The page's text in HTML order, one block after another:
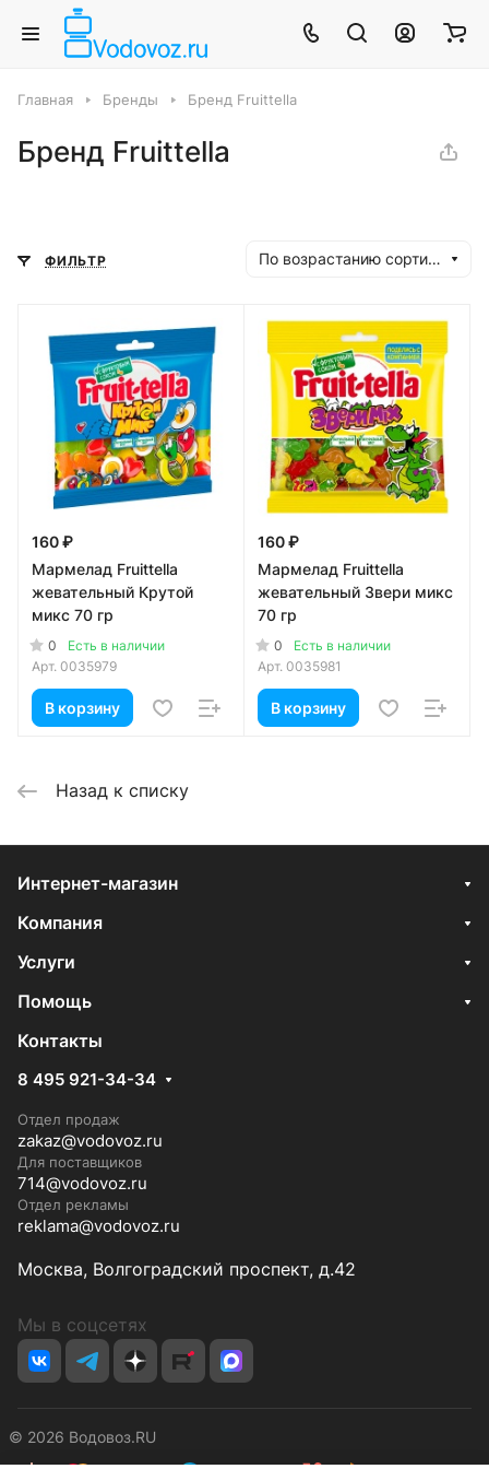
Главная Бренды Бренд Fruittella
Бренд Fruittella
ФИЛЬТР По возрастанию сортировки
160 ₽
Мармелад Fruittella
жевательный Крутой
микс 70 гр
0
Есть в наличии
Арт. 0035979
В корзину
160 ₽
Мармелад Fruittella
жевательный Звери микс
70 гр
0
Есть в наличии
Арт. 0035981
В корзину
Назад к списку
Интернет-магазин
Компания
Услуги
Помощь
Контакты
8 495 921-34-34
Отдел продаж
zakaz@vodovoz.ru
Для поставщиков
714@vodovoz.ru
Отдел рекламы
reklama@vodovoz.ru
Москва, Волгоградский проспект, д.42
Мы в соцсетях
© 2026 Водовоз.RU